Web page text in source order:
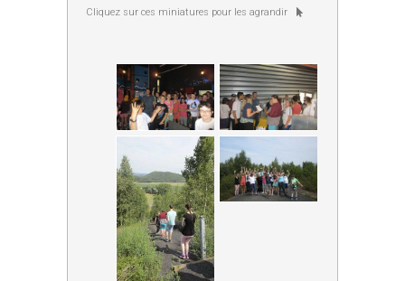
Cliquez sur ces miniatures pour les agrandir